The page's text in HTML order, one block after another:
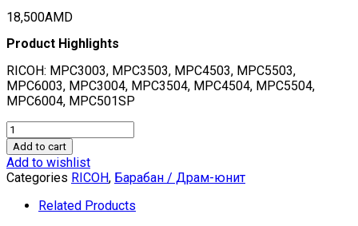
18,500AMD
Product Highlights
RICOH: MPC3003, MPC3503, MPC4503, MPC5503,
MPC6003, MPC3004, MPC3504, MPC4504, MPC5504,
MPC6004, MPC501SP
Барабан
(Япония,
темно-
зеленый,
новой
Add to cart
Add to wishlist
Categories RICOH, Барабан / Драм-юнит
Related Products